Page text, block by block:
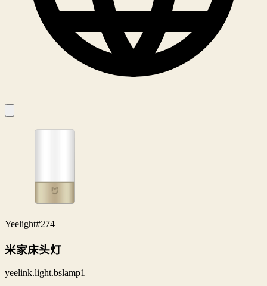
Yeelight#274
米家床头灯
yeelink.light.bslamp1